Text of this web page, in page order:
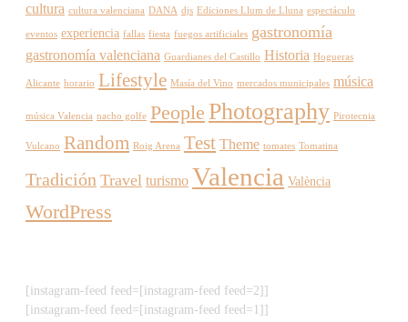
cultura cultura valenciana DANA djs Ediciones Llum de Lluna espectáculo
eventos experiencia fallas fiesta fuegos artificiales gastronomía
gastronomía valenciana Guardianes del Castillo Historia Hogueras
Alicante horario Lifestyle Masía del Vino mercados municipales música
música Valencia nacho golfe People Photography Pirotecnia
Vulcano Random Roig Arena Test Theme tomates Tomatina
Tradición Travel turismo Valencia València
WordPress
[instagram-feed feed=[instagram-feed feed=2]]
[instagram-feed feed=[instagram-feed feed=1]]